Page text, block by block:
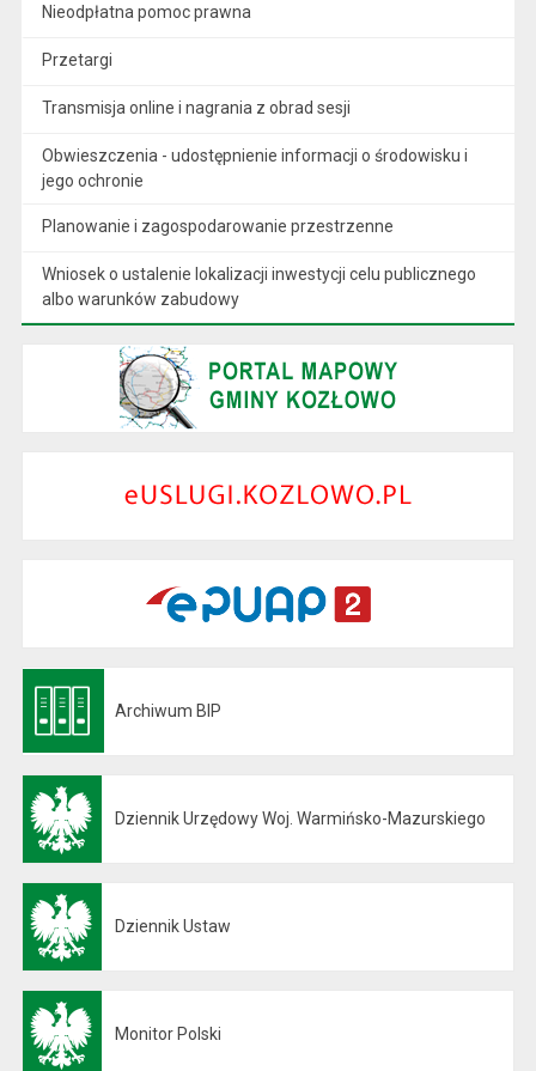
Nieodpłatna pomoc prawna
Przetargi
Transmisja online i nagrania z obrad sesji
Obwieszczenia - udostępnienie informacji o środowisku i
jego ochronie
Planowanie i zagospodarowanie przestrzenne
Wniosek o ustalenie lokalizacji inwestycji celu publicznego
albo warunków zabudowy
Archiwum BIP
Dziennik Urzędowy Woj. Warmińsko-Mazurskiego
Dziennik Ustaw
Monitor Polski